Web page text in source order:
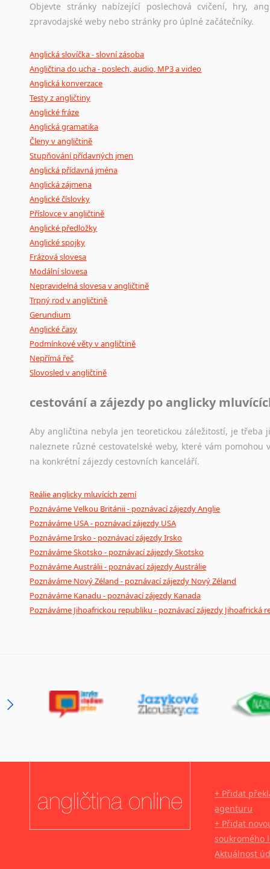
Objevte stránky nabízející poslechová cvičení, hry,
zpravodajské weby nebo stránky pro úplné začátečníky.
Anglická slovíčka - slovní zásoba
Angličtina do ucha - poslech, audio, MP3 a video
Anglická konverzace
Testy z angličtiny
Anglické fráze
Anglická gramatika
Členy v angličtině
Stupňování přídavných jmen
Anglická přídavná jména
Anglická zájmena
Anglické číslovky
Příslovce v angličtině
Anglické předložky
Anglické spojky
Frázová slovesa
Modální slovesa
Nepravidelná slovesa v angličtině
Trpný rod v angličtině
Gerundium
Anglické časy
Podmínkové věty v angličtině
Nepřímá řeč
Slovosled v angličtině
cestování a zájezdy po anglicky
Aby angličtina nebyla jen teoretickou záležitostí, je
naleznete různé cestovatelské weby, které vám
na konkrétní zájezdy cestovních kanceláří.
Reálie anglicky mluvících zemí
Poznáváme Velkou Británii - poznávací zájezdy Anglie
Poznáváme USA - poznávací zájezdy USA
Poznáváme Irsko - poznávací zájezdy Irsko
Poznáváme Skotsko - poznávací zájezdy Skotsko
Poznáváme Austrálii - poznávací zájezdy Austrálie
Poznáváme Nový Zéland - poznávací zájezdy Nový Zéland
Poznáváme Kanadu - poznávací zájezdy Kanada
Poznáváme Jihoafrickou republiku - poznávací zájezdy Jihoafrická
+ Přidat
agenturu
+ Přidat
soukromého
Aktuálnost